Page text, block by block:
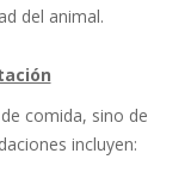
del animal.
comida, sino de
incluyen: